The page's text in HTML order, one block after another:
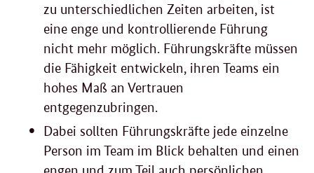
zu unterschiedlichen Zeiten arbeiten, ist
eine enge und kontrollierende Führung
nicht mehr möglich. Führungskräfte müssen
die Fähigkeit entwickeln, ihren Teams ein
hohes Maß an Vertrauen
entgegenzubringen.
Dabei sollten Führungskräfte jede einzelne
Person im Team im Blick behalten und einen